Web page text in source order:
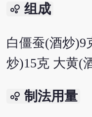
bubble_chart 组成
白僵蚕(酒炒)9
炒)15克 大黄(
bubble_chart 制法用量